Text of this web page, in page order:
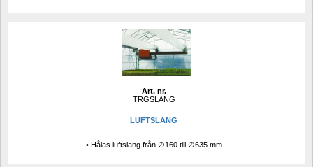
Art. nr.
TRGSLANG
LUFTSLANG
• Hålas luftslang från ∅160 till ∅635 mm